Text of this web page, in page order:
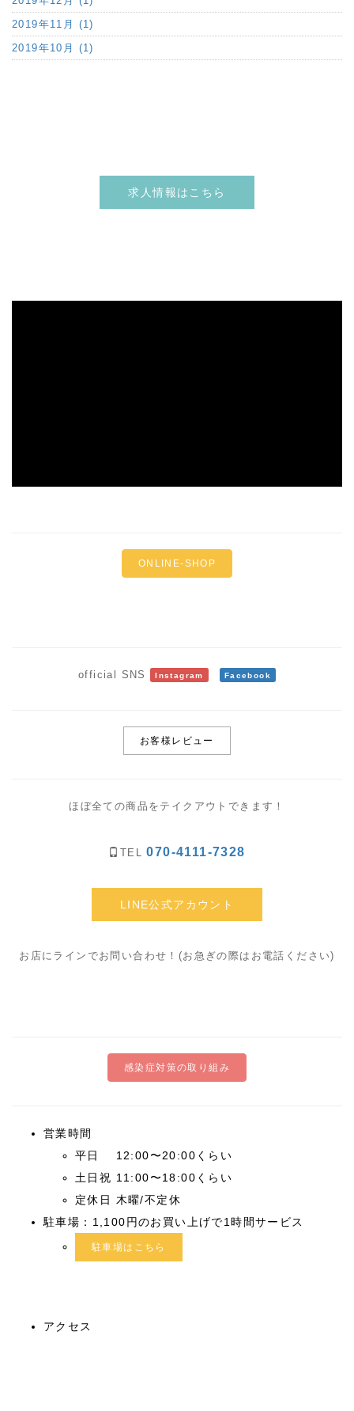
2019年11月 (1)
2019年10月 (1)
求人情報はこちら
ONLINE-SHOP
official SNS Instagram Facebook
お客様レビュー
ほぼ全ての商品をテイクアウトできます！
TEL070-4111-7328
LINE公式アカウント
お店にラインでお問い合わせ！(お急ぎの際はお電話ください)
感染症対策の取り組み
営業時間
平日 12:00〜20:00くらい
土日祝 11:00〜18:00くらい
定休日 木曜/不定休
駐車場：1,100円のお買い上げで1時間サービス
駐車場はこちら
アクセス